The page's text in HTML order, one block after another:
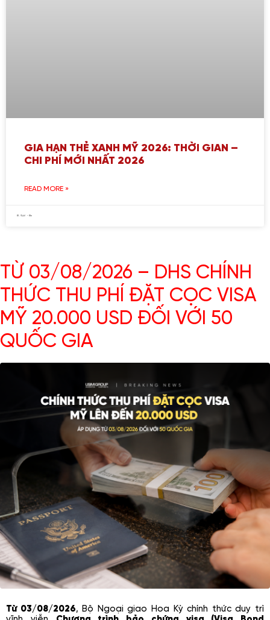
GIA HẠN THẺ XANH MỸ 2026: THỜI GIAN –
CHI PHÍ MỚI NHẤT 2026
READ MORE »
TỪ 03/08/2026 – DHS CHÍNH
THỨC THU PHÍ ĐẶT CỌC VISA
MỸ 20.000 USD ĐỐI VỚI 50
QUỐC GIA
Từ 03/08/2026, Bộ Ngoại giao Hoa Kỳ chính thức duy trì